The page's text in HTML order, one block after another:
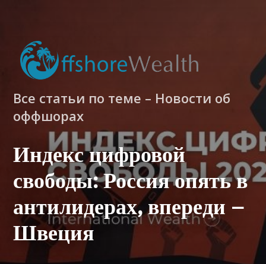
Все статьи по теме – Новости об
оффшорах
Индекс цифровой
свободы: Россия опять в
антилидерах, впереди –
Швеция